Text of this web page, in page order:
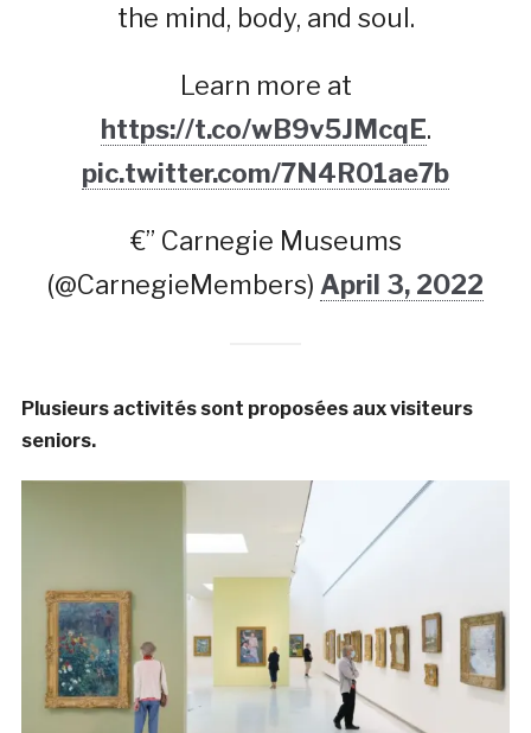
the mind, body, and soul.
Learn more at
https://t.co/wB9v5JMcqE.
pic.twitter.com/7N4R01ae7b
€” Carnegie Museums
(@CarnegieMembers) April 3, 2022
Plusieurs activités sont proposées aux visiteurs
seniors.